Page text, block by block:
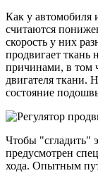
Как у автомобиля
считаются
скорость у них
продвигает ткань
причинами, в том
двигателя ткани.
состояние
Чтобы "сгладить"
предусмотрен
хода. Опытным